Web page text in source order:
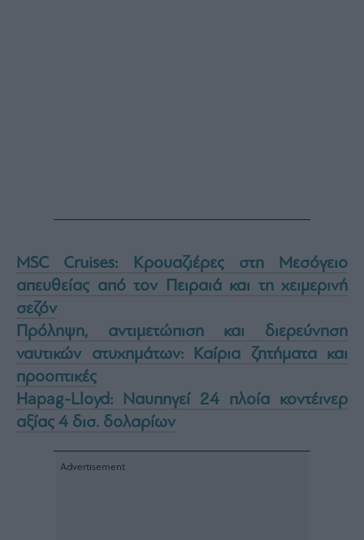
MSC Cruises: Κρουαζιέρες στη Μεσόγειο
απευθείας από τον Πειραιά και τη χειμερινή
σεζόν
Πρόληψη, αντιμετώπιση και διερεύνηση
ναυτικών ατυχημάτων: Καίρια ζητήματα και
προοπτικές
Hapag-Lloyd: Ναυπηγεί 24 πλοία κοντέινερ
αξίας 4 δισ. δολαρίων